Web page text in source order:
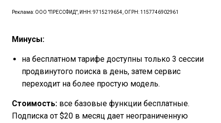
Реклама: ООО "ПРЕССФИД", ИНН: 9715219654, ОГРН: 1157746902961
Минусы:
на бесплатном тарифе доступны только 3 сессии
продвинутого поиска в день, затем сервис
переходит на более простую модель.
Стоимость: все базовые функции бесплатные.
Подписка от $20 в месяц дает неограниченную